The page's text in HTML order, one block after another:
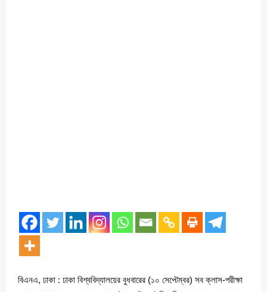
বিএনএ, ঢাকা : ঢাকা বিশ্ববিদ্যালয়ের বুধবারের (১০ সেপ্টেম্বর) সব ক্লাস-পরীক্ষা